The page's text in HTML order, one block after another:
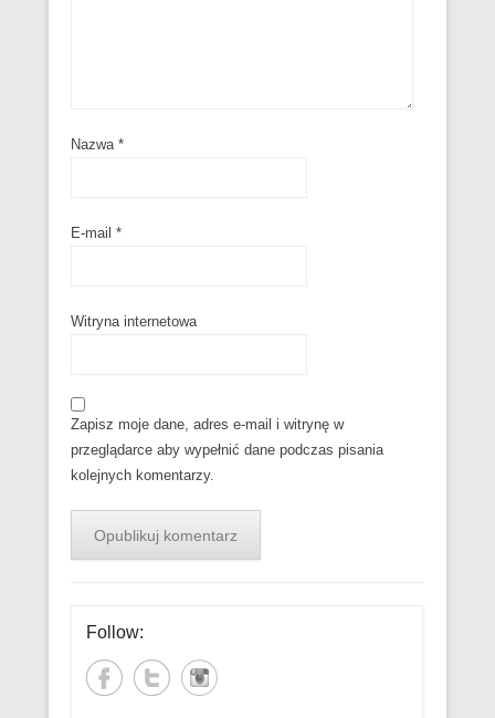
Nazwa *
E-mail *
Witryna internetowa
Zapisz moje dane, adres e-mail i witrynę w
przeglądarce aby wypełnić dane podczas pisania
kolejnych komentarzy.
Follow: